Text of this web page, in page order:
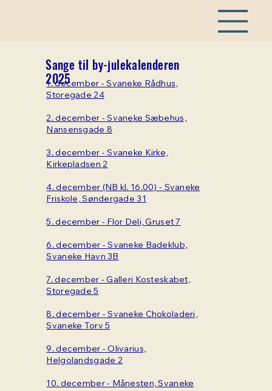
Sange til by-julekalenderen
2025
1. december - Svaneke Rådhus,
Storegade 24
2. december - Svaneke Sæbehus,
Nansensgade 8
3. december - Svaneke Kirke,
Kirkepladsen 2
4. december (NB kl. 16.00) - Svaneke
Friskole, Søndergade 31
5. december - Flor Deli, Gruset 7
6. december - Svaneke Badeklub,
Svaneke Havn 3B
7. december - Galleri Kosteskabet,
Storegade 5
8. december - Svaneke Chokoladeri,
Svaneke Torv 5
9. december - Olivarius,
Helgolandsgade 2
10. december - Månesten, Svaneke